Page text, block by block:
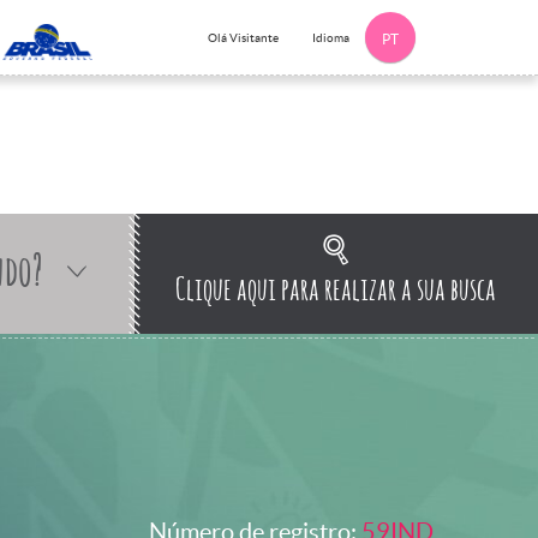
Olá Visitante Idioma PT
Clique aqui para realizar a sua busca
Número de registro: 59IND